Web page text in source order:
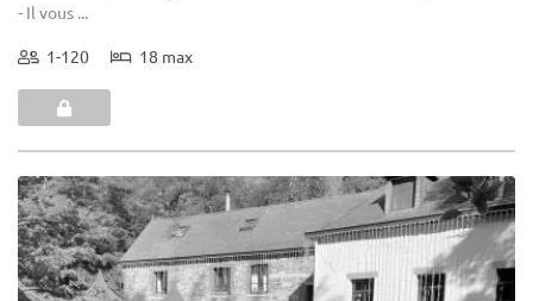
- Il vous ...
1-120 18 max